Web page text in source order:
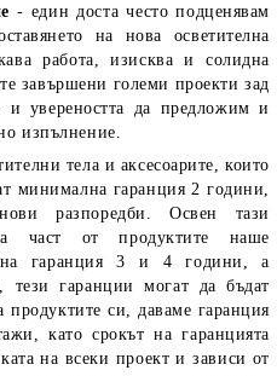
- един доста често подценявам
на нова осветителна
работа, изисква и солидна
завършени големи проекти зад
и увереността да предложим и
изпълнение.
тела и аксесоарите, които
минимална гаранция 2 години,
разпоредби. Освен тази
част от продуктите наше
гаранция 3 и 4 години, а
тези гаранции могат да бъдат
си, даваме гаранция
като срокът на гаранцията
на всеки проект и зависи от